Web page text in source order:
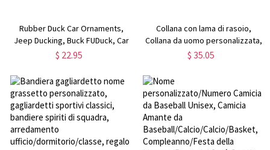
Rubber Duck Car Ornaments,
Jeep Ducking, Buck FUDuck, Car
Decor per Jeep Wrangler, Regalo
$ 22.95
Collana con lama di rasoio,
Collana da uomo personalizzata,
Collana con nome inciso, Gioielli
padre/marito/fidanzato
$ 35.05